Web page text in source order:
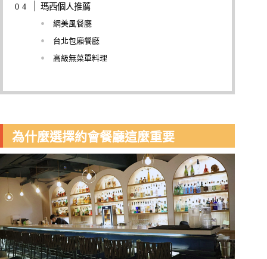
瑪西個人推薦
網美風餐廳
台北包廂餐廳
高級無菜單料理
為什麼選擇約會餐廳這麼重要